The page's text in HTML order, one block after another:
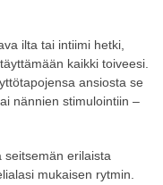
ilta tai intiimi hetki,
kaikki toiveesi.
ansiosta se
nännien stimulointiin –
seitsemän erilaista
mukaisen rytmin.